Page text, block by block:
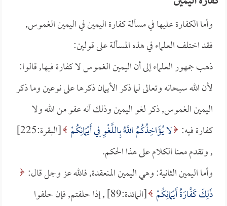
وأما الكفارة عليها في مسألة كفارة اليمين في اليمين الغموس,
فقد اختلف العلماء في هذه المسألة على قولين:
ذهب جمهور العلماء إلى أن اليمين الغموس لا كفارة فيها, قالوا:
لأن الله سبحانه وتعالى لما ذكر الأيمان ذكرها على نوعين وما ذكر
اليمين الغموس, ذكر لغو اليمين وذلك أنه عفو من الله ولا
كفارة فيه: لا يُؤَاخِذُكُمُ اللَّهُ بِاللَّغْوِ فِي أَيْمَانِكُمْ
[البقرة:225]
, وتقدم معنا الكلام على هذا الحكم.
وأما اليمين الثانية: وهي اليمين المنعقدة, فالله عز وجل قال:
ذَلِكَ كَفَّارَةُ أَيْمَانِكُمْ
[المائدة:89] , إذا حلفتم, فإن حلفوا